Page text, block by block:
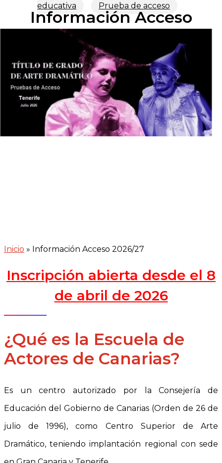
educativa
Prueba de acceso
Información Acceso
2026/27
Inicio » Información Acceso 2026/27
Inscripción abierta desde el 8
de abril de 2026
¿Qué es la Escuela de
Actores de Canarias?
Es un centro autorizado por la Consejería de
Educación del Gobierno de Canarias (Orden de 26 de
julio de 1996), como Centro Superior de Arte
Dramático, teniendo implantación regional con sede